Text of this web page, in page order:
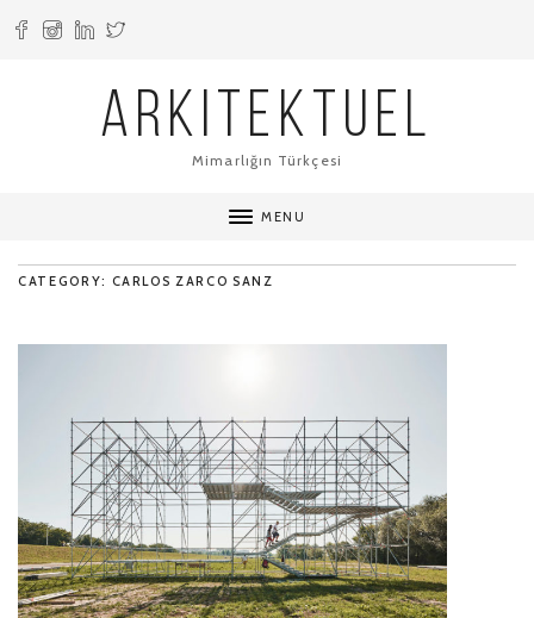
ARKITEKTUEL
Mimarlığın Türkçesi
MENU
CATEGORY: CARLOS ZARCO SANZ